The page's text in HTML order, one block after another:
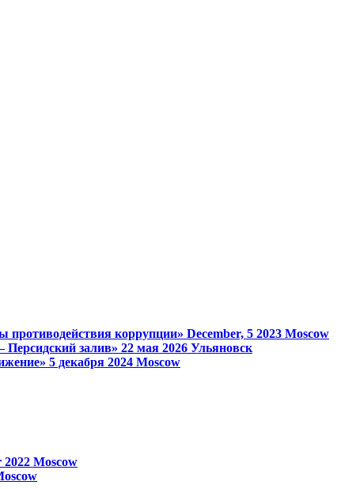
противодействия коррупции» December, 5 2023 Moscow
залив» 22 мая 2026 Ульяновск
5 декабря 2024 Moscow
2022 Moscow